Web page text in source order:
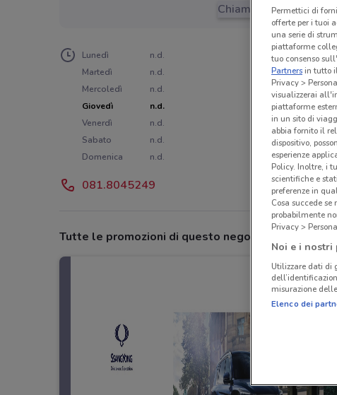
Chiama il negozio
Lunedì
n.d.
Martedì
n.d.
Mercoledì
n.d.
Giovedì
n.d.
Venerdì
n.d.
Sabato
n.d.
Domenica
n.d.
081.8045249
Tutte le promozioni di questo negozio
Permettici di
offerte per i tuoi
una serie di
piattaforme
tuo consenso
Partnersin tutto
Privacy >
visualizzerai
piattaforme
in un sito di
abbia fornito il
dispositivo,
esperienze
Policy. Inoltre, i
scientifiche e
preferenze in
Cosa succede
probabilmente
Privacy >
Noi e i
Utilizzare dati di
misurazione
Elenco dei